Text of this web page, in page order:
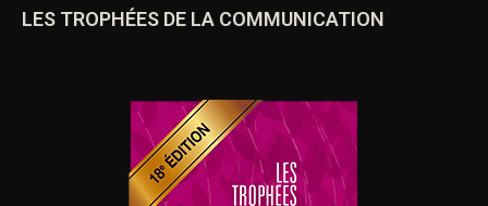
LES TROPHÉES DE LA COMMUNICATION